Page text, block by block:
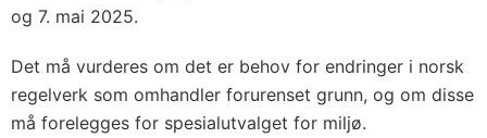
og 7. mai 2025.
Det må vurderes om det er behov for endringer i norsk
regelverk som omhandler forurenset grunn, og om disse
må forelegges for spesialutvalget for miljø.